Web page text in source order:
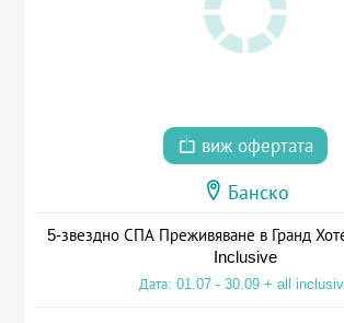
виж офертата
Банско
5-звездно СПА Преживяване в Гранд
Inclusive
Дата: 01.07 - 30.09 + all